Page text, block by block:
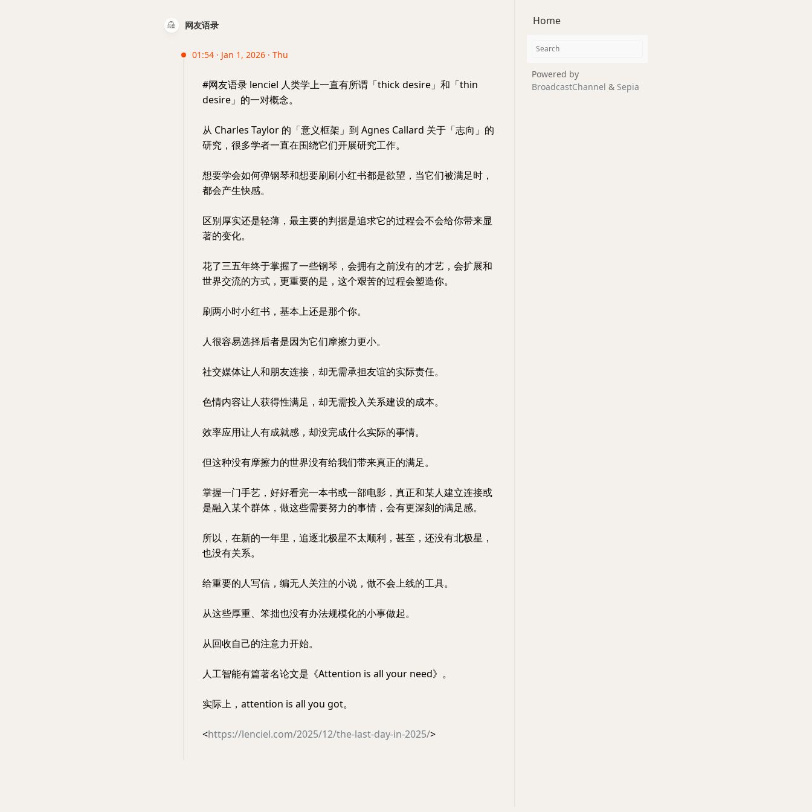
网友语录
01:54 · Jan 1, 2026 · Thu
#网友语录 lenciel 人类学上一直有所谓「thick desire」和「thin
desire」的一对概念。
从 Charles Taylor 的「意义框架」到 Agnes Callard 关于「志向」的
研究，很多学者一直在围绕它们开展研究工作。
想要学会如何弹钢琴和想要刷刷小红书都是欲望，当它们被满足时，
都会产生快感。
区别厚实还是轻薄，最主要的判据是追求它的过程会不会给你带来显
著的变化。
花了三五年终于掌握了一些钢琴，会拥有之前没有的才艺，会扩展和
世界交流的方式，更重要的是，这个艰苦的过程会塑造你。
刷两小时小红书，基本上还是那个你。
人很容易选择后者是因为它们摩擦力更小。
社交媒体让人和朋友连接，却无需承担友谊的实际责任。
色情内容让人获得性满足，却无需投入关系建设的成本。
效率应用让人有成就感，却没完成什么实际的事情。
但这种没有摩擦力的世界没有给我们带来真正的满足。
掌握一门手艺，好好看完一本书或一部电影，真正和某人建立连接或
是融入某个群体，做这些需要努力的事情，会有更深刻的满足感。
所以，在新的一年里，追逐北极星不太顺利，甚至，还没有北极星，
也没有关系。
给重要的人写信，编无人关注的小说，做不会上线的工具。
从这些厚重、笨拙也没有办法规模化的小事做起。
从回收自己的注意力开始。
人工智能有篇著名论文是《Attention is all your need》。
实际上，attention is all you got。
<https://lenciel.com/2025/12/the-last-day-in-2025/>
Home
Powered by
BroadcastChannel & Sepia